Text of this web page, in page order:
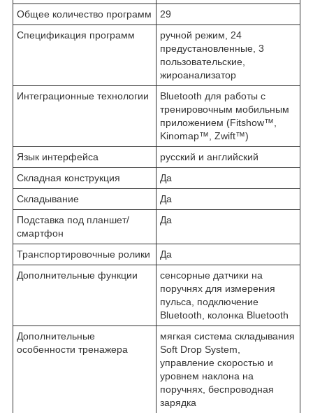
Общее количество программ
29
Спецификация программ
ручной режим, 24
предустановленные, 3
пользовательские,
жироанализатор
Интеграционные технологии
Bluetooth для работы с
тренировочным мобильным
приложением (Fitshow™,
Kinomap™, Zwift™)
Язык интерфейса
русский и английский
Складная конструкция
Да
Складывание
Да
Подставка под планшет/
смартфон
Да
Транспортировочные ролики
Да
Дополнительные функции
сенсорные датчики на
поручнях для измерения
пульса, подключение
Bluetooth, колонка Bluetooth
Дополнительные
особенности тренажера
мягкая система складывания
Soft Drop System,
управление скоростью и
уровнем наклона на
поручнях, беспроводная
зарядка